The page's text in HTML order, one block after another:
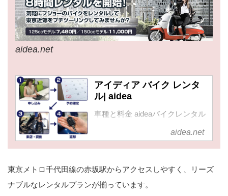
aidea.net
アイディア バイク レンタ
ル| aidea
車種と料金 aideaバイクレンタル
ならではの魅力的なラインナップ
はすべて税込です。 レンタルの
お申し込みはこちら 申し込み 貸
aidea.net
東京メトロ千代田線の赤坂駅からアクセスしやすく、リーズ
ナブルなレンタルプランが揃っています。